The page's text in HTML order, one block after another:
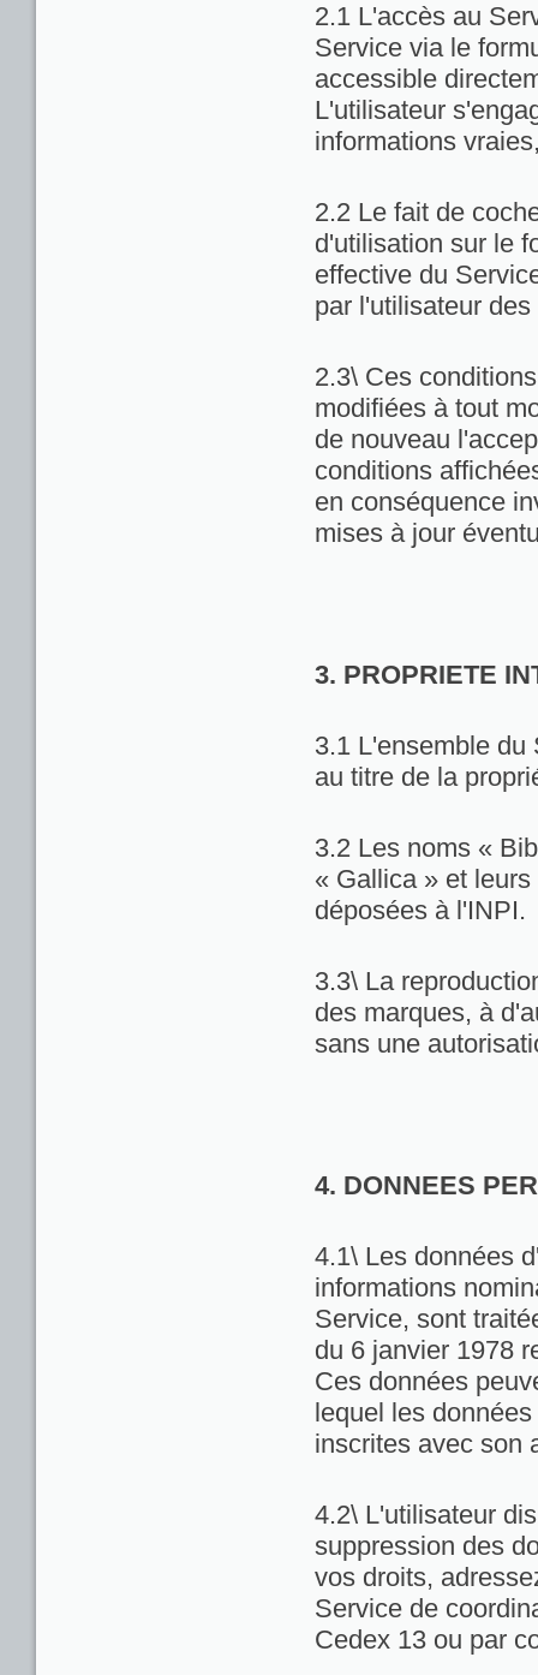
2.1 L'accès au
Service via le
accessible
L'utilisateur
informations
2.2 Le fait de
d'utilisation sur le
effective du
par l'utilisateur
2.3\ Ces
modifiées à tout
de nouveau
conditions
en conséquence
mises à jour
3. PROPRIETE
3.1 L'ensemble du
au titre de la
3.2 Les noms «
« Gallica » et
déposées à l'INPI.
3.3\ La
des marques, à
sans une
4. DONNEES
4.1\ Les données
informations
Service, sont
du 6 janvier 1978
Ces données
lequel les
inscrites avec son
4.2\ L'utilisateur
suppression des
vos droits,
Service de
Cedex 13 ou par